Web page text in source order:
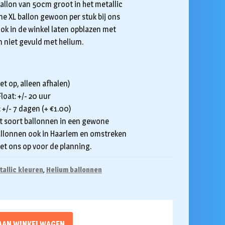
van 50cm groot in het metallic
XL ballon gewoon per stuk bij ons
in de winkel laten opblazen met
niet gevuld met helium.
op, alleen afhalen)
+/- 20 uur
7 dagen (+ €1.00)
soort ballonnen in een gewone
ook in Haarlem en omstreken
ons op voor de planning.
kleuren, Helium ballonnen